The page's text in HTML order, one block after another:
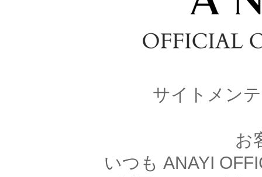
サイトメン
お
いつも ANAYI